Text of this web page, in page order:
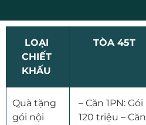
LOẠI
CHIẾT
KHẤU
TÒA 45T
Quà tặng
gói nội
– Căn 1PN: Gói
120 triệu – Căn